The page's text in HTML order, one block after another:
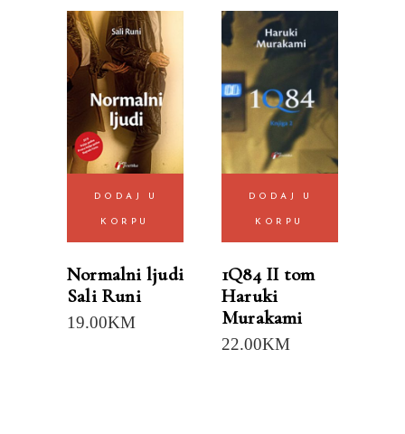
DODAJ U
KORPU
Normalni ljudi
Sali Runi
19.00KM
DODAJ U
KORPU
1Q84 II tom
Haruki
Murakami
22.00KM